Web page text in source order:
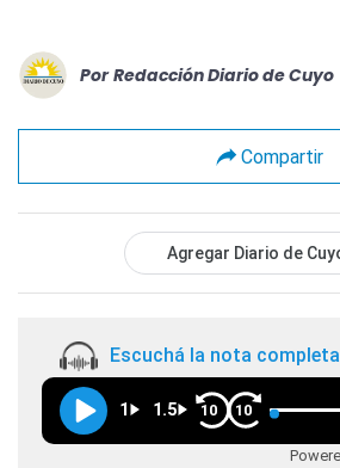
Por Redacción Diario de Cuyo
Compartir
Agregar Diario de
Escuchá la nota completa
1 1.5 10 10